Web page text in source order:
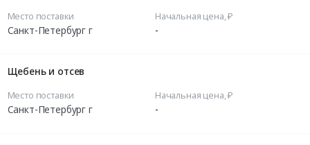
Место поставки
Санкт-Петербург г
Начальная цена, ₽
-
Щебень и отсев
Место поставки
Санкт-Петербург г
Начальная цена, ₽
-